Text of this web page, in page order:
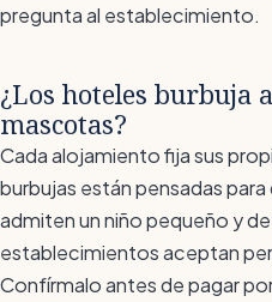
pregunta al establecimiento.
¿Los hoteles burbuja
mascotas?
Cada alojamiento fija sus
burbujas están pensadas
admiten un niño pequeño y
establecimientos aceptan
Confírmalo antes de pagar